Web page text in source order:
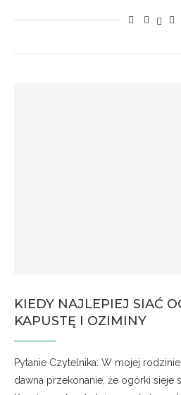
KIEDY NAJLEPIEJ SIAĆ
KAPUSTĘ I OZIMINY
Pytanie Czytelnika: W mojej
dawna przekonanie, że ogórki sieje